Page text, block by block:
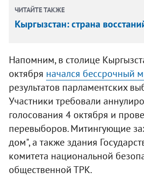
ЧИТАЙТЕ ТАКЖЕ
Кыргызстан: страна
Напомним, в столице
октября начался бессрочный
результатов парламентских
Участники требовали
голосования 4 октября и
перевыборов. Митингующие
дом", а также здания
комитета национальной
общественной ТРК.